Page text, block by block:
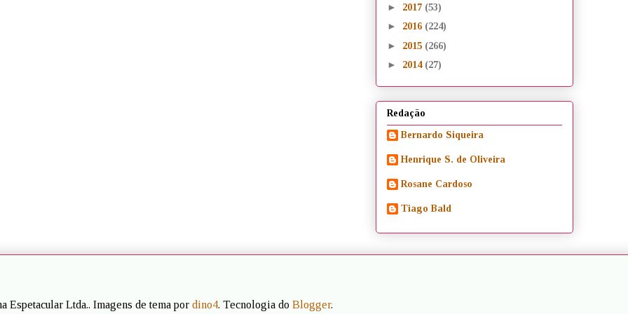
► 2017 (53)
► 2016 (224)
► 2015 (266)
► 2014 (27)
Redação
Bernardo Siqueira
Henrique S. de Oliveira
Rosane Cardoso
Tiago Bald
Espetacular Ltda.. Imagens de tema por dino4. Tecnologia do Blogger.